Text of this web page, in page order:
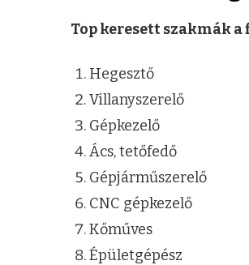
Top keresett szakmák
Hegesztő
Villanyszerelő
Gépkezelő
Ács, tetőfedő
Gépjárműszerelő
CNC gépkezelő
Kőműves
Épületgépész